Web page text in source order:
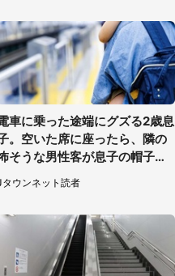
車に乗った途端にグズる2歳息
。空いた席に座ったら、隣の
そうな男性客が息子の帽子に
手を伸ばし（千葉県・40代女
性）
タウンネット読者